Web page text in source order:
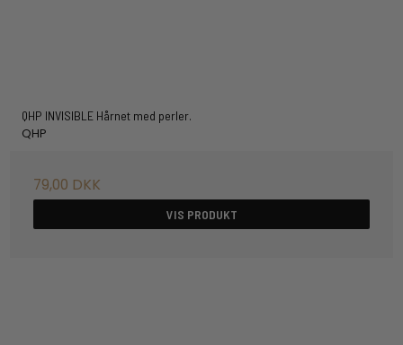
QHP INVISIBLE Hårnet med perler.
QHP
79,00 DKK
VIS PRODUKT